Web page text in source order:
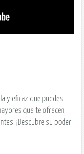
y eficaz que puedes
que te ofrecen
¡Descubre su poder